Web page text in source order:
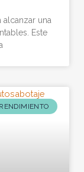
una
Este